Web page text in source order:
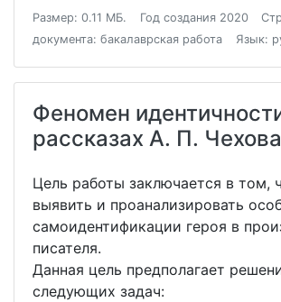
Размер: 0.11 МБ. Год создания 2020
документа: бакалаврская работа
Язык:
Феномен
рассказах А. П. Чехова
Цель работы заключается в том,
выявить и проанализировать
самоидентификации героя в
писателя.
Данная цель предполагает
следующих задач: